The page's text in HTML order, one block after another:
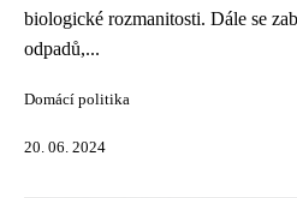
biologické rozmanitosti. Dále se
odpadů,...
Domácí politika
20. 06. 2024